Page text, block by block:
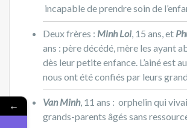
incapable de prendre soin de
Deux frères : Minh Loi, 15 ans, et
ans : père décédé, mère les ayant
dès leur petite enfance. L’ainé est
nous ont été confiés par leurs
Van Minh, 11 ans : orphelin qui
grands-parents âgés sans
←